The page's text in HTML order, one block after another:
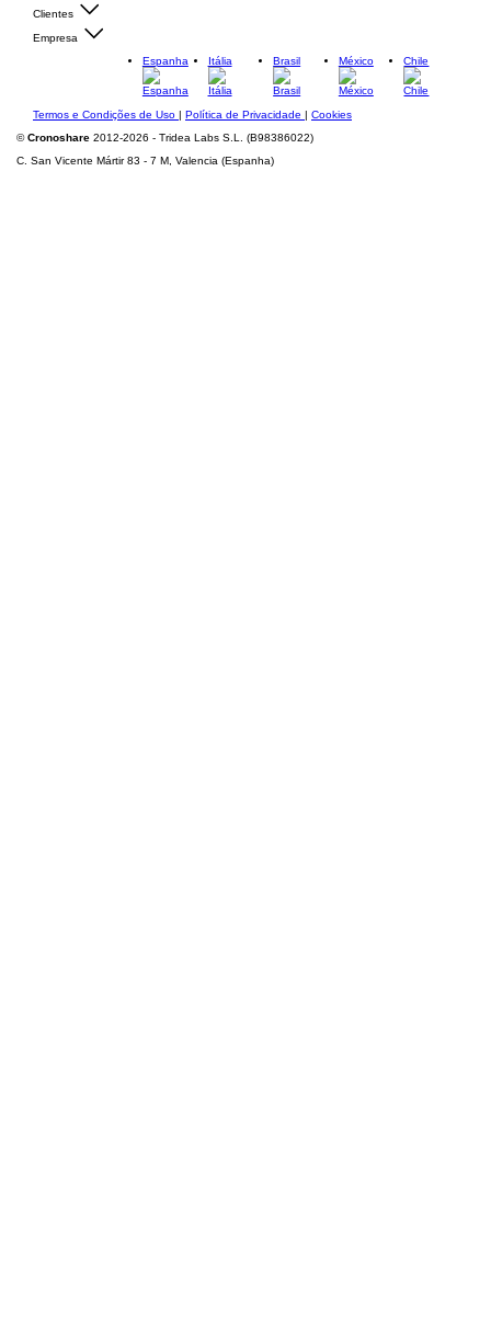
Clientes
Empresa
Espanha
Itália Brasil México Chile
Termos e Condições de Uso | Política de Privacidade | Cookies
©Cronoshare 2012-2026 - Tridea Labs S.L. (B98386022)
C. San Vicente Mártir 83 - 7 M, Valencia (Espanha)